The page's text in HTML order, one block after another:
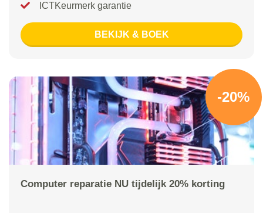
ICTKeurmerk garantie
BEKIJK & BOEK
-20%
Computer reparatie NU tijdelijk 20% korting